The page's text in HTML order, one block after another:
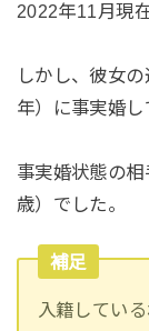
2022年11月現
しかし、彼女
年）に事実婚し
事実婚状態の
歳）でした。
補足
入籍してい